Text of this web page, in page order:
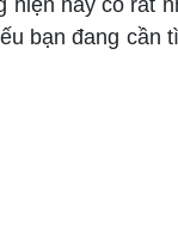
nay có rất
bạn đang cần